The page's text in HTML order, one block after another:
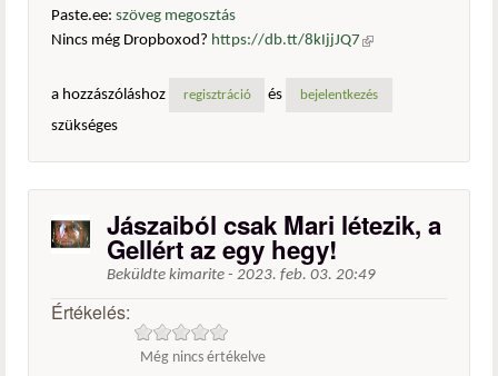
Paste.ee: szöveg megosztás
Nincs még Dropboxod? https://db.tt/8kIjjJQ7 (külső
a hozzászóláshoz
regisztráció és bejelentkezés
szükséges
Jászaiból csak Mari létezik, a
Gellért az egy hegy!
Beküldte kimarite - 2023. feb. 03. 20:49
Értékelés:
Még nincs értékelve